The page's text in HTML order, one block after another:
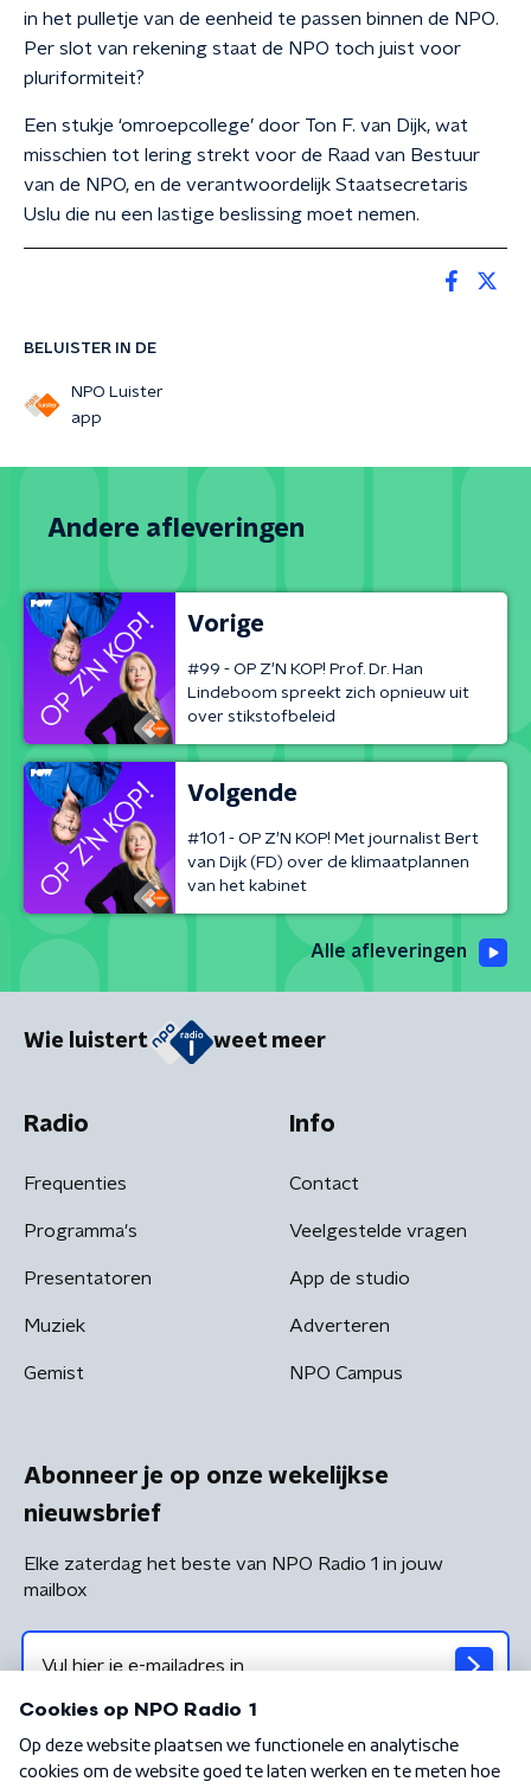
BELUISTER IN DE
NPO Luister
app
in het pulletje van de eenheid te passen binnen de NPO.
Per slot van rekening staat de NPO toch juist voor
pluriformiteit?
Een stukje ‘omroepcollege’ door Ton F. van Dijk, wat
misschien tot lering strekt voor de Raad van Bestuur
van de NPO, en de verantwoordelijk Staatsecretaris
Uslu die nu een lastige beslissing moet nemen.
Andere afleveringen
Vorige
#99 - OP Z'N KOP! Prof. Dr. Han
Lindeboom spreekt zich opnieuw uit
over stikstofbeleid
Volgende
#101 - OP Z'N KOP! Met journalist Bert
van Dijk (FD) over de klimaatplannen
van het kabinet
Alle afleveringen
Wie luistert weet meer
Radio
Frequenties
Programma's
Presentatoren
Muziek
Gemist
Info
Contact
Veelgestelde vragen
App de studio
Adverteren
NPO Campus
Abonneer je op onze wekelijkse
nieuwsbrief
Elke zaterdag het beste van NPO Radio 1 in jouw
mailbox